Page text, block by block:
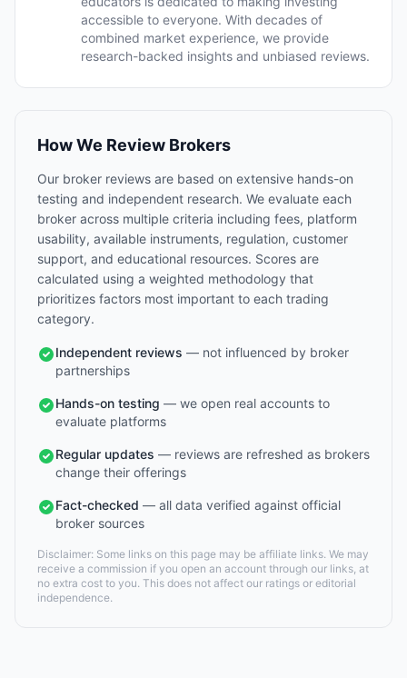
accessible to everyone. With decades of
combined market experience, we provide
research-backed insights and unbiased reviews.
How We Review Brokers
Our broker reviews are based on extensive hands-on
testing and independent research. We evaluate each
broker across multiple criteria including fees, platform
usability, available instruments, regulation, customer
support, and educational resources. Scores are
calculated using a weighted methodology that
prioritizes factors most important to each trading
category.
Independent reviews — not influenced by broker
partnerships
Hands-on testing — we open real accounts to
evaluate platforms
Regular updates — reviews are refreshed as brokers
change their offerings
Fact-checked — all data verified against official
broker sources
Disclaimer: Some links on this page may be affiliate links. We may
receive a commission if you open an account through our links, at
no extra cost to you. This does not affect our ratings or editorial
independence.